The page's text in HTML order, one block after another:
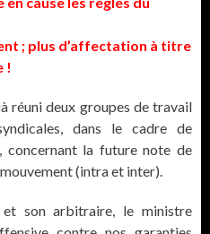
; plus d’affectation à titre
!
réuni deux groupes de travail
dans le cadre de
concernant la future note de
(intra et inter).
et son arbitraire, le ministre